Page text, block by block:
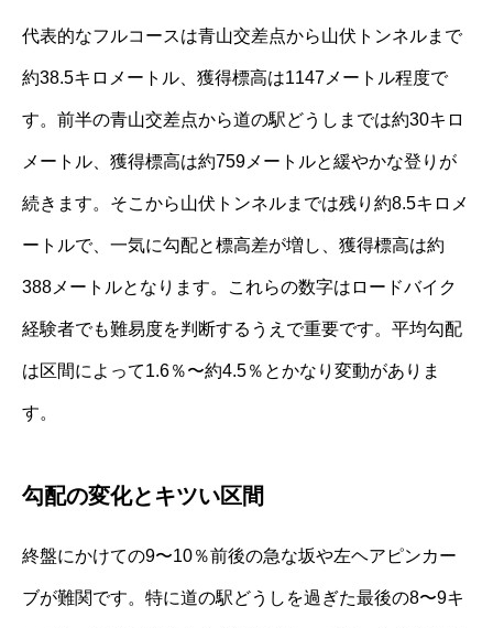
代表的なフルコースは青山交差点から山伏トンネルまで
約38.5キロメートル、獲得標高は1147メートル程度で
す。前半の青山交差点から道の駅どうしまでは約30キロ
メートル、獲得標高は約759メートルと緩やかな登りが
続きます。そこから山伏トンネルまでは残り約8.5キロメ
ートルで、一気に勾配と標高差が増し、獲得標高は約
388メートルとなります。これらの数字はロードバイク
経験者でも難易度を判断するうえで重要です。平均勾配
は区間によって1.6％〜約4.5％とかなり変動がありま
す。
勾配の変化とキツい区間
終盤にかけての9〜10％前後の急な坂や左ヘアピンカー
ブが難関です。特に道の駅どうしを過ぎた最後の8〜9キ